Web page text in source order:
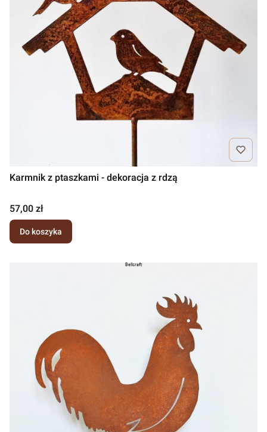
Karmnik z ptaszkami - dekoracja z rdzą
Cena
57,00 zł
Do koszyka